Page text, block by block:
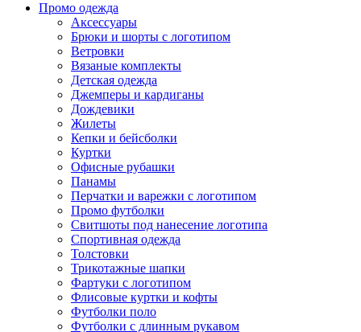
Промо одежда
Аксессуары
Брюки и шорты с логотипом
Ветровки
Вязаные комплекты
Детская одежда
Джемперы и кардиганы
Дождевики
Жилеты
Кепки и бейсболки
Куртки
Офисные рубашки
Панамы
Перчатки и варежки с логотипом
Промо футболки
Свитшоты под нанесение логотипа
Спортивная одежда
Толстовки
Трикотажные шапки
Фартуки с логотипом
Флисовые куртки и кофты
Футболки поло
Футболки с длинным рукавом